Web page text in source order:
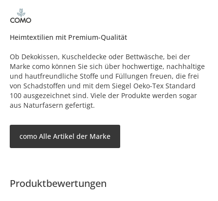
Heimtextilien mit Premium-Qualität
Ob Dekokissen, Kuscheldecke oder Bettwäsche, bei der
Marke como können Sie sich über hochwertige, nachhaltige
und hautfreundliche Stoffe und Füllungen freuen, die frei
von Schadstoffen und mit dem Siegel Oeko-Tex Standard
100 ausgezeichnet sind. Viele der Produkte werden sogar
aus Naturfasern gefertigt.
como Alle Artikel der Marke
Produktbewertungen